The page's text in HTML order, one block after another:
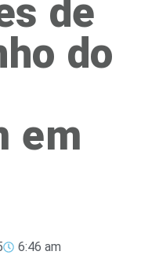
de
do
em
6:46 am